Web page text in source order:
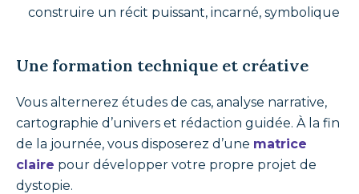
construire un récit puissant, incarné, symbolique
Une formation technique et créative
Vous alternerez études de cas, analyse narrative,
cartographie d’univers et rédaction guidée. À la fin
de la journée, vous disposerez d’une matrice
claire pour développer votre propre projet de
dystopie.